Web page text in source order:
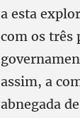
a esta
com os três
assim, a
abnegada